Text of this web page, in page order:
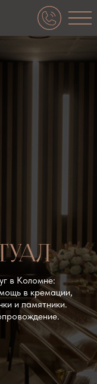
в Коломне:
в кремации,
и памятники.